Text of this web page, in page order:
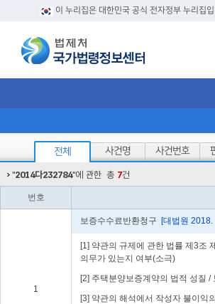
이 누리집은 대한민국 공식 전자정부 누리집
전체 사건명 사건번호
"2014다232784"에 관한 총 7건
번호
1
보증수수료반환청구 [대법원
[1] 약관의 규제에 관한 법률 제3조
의무가 있는지 여부(소극)
[2] 주택분양보증계약의 법적 성질
[3] 약관의 해석에서 작성자 불이익